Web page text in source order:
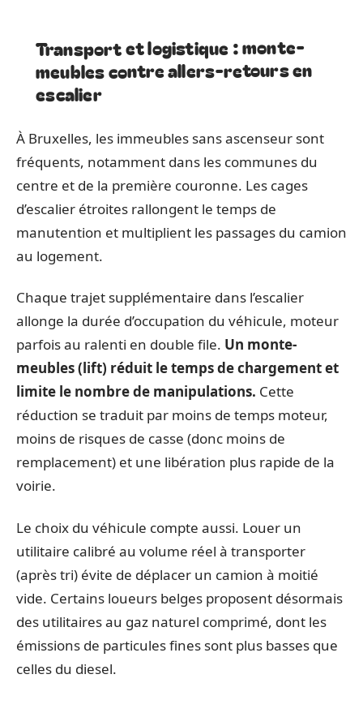
Transport et logistique : monte-
meubles contre allers-retours en
escalier
À Bruxelles, les immeubles sans ascenseur sont
fréquents, notamment dans les communes du
centre et de la première couronne. Les cages
d’escalier étroites rallongent le temps de
manutention et multiplient les passages du camion
au logement.
Chaque trajet supplémentaire dans l’escalier
allonge la durée d’occupation du véhicule, moteur
parfois au ralenti en double file. Un monte-
meubles (lift) réduit le temps de chargement et
limite le nombre de manipulations. Cette
réduction se traduit par moins de temps moteur,
moins de risques de casse (donc moins de
remplacement) et une libération plus rapide de la
voirie.
Le choix du véhicule compte aussi. Louer un
utilitaire calibré au volume réel à transporter
(après tri) évite de déplacer un camion à moitié
vide. Certains loueurs belges proposent désormais
des utilitaires au gaz naturel comprimé, dont les
émissions de particules fines sont plus basses que
celles du diesel.